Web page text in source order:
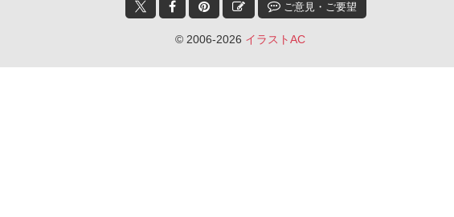
ご意見・ご要望
© 2006-2026 イラストAC